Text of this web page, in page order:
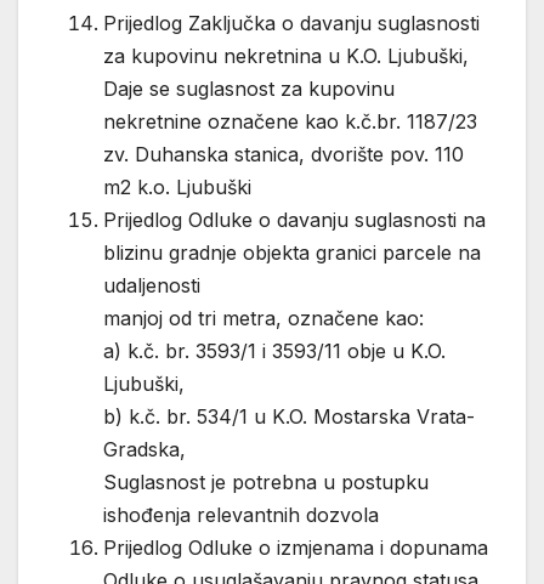
Prijedlog Zaključka o davanju suglasnosti
za kupovinu nekretnina u K.O. Ljubuški,
Daje se suglasnost za kupovinu
nekretnine označene kao k.č.br. 1187/23
zv. Duhanska stanica, dvorište pov. 110
m2 k.o. Ljubuški
Prijedlog Odluke o davanju suglasnosti na
blizinu gradnje objekta granici parcele na
udaljenosti
manjoj od tri metra, označene kao:
a) k.č. br. 3593/1 i 3593/11 obje u K.O.
Ljubuški,
b) k.č. br. 534/1 u K.O. Mostarska Vrata-
Gradska,
Suglasnost je potrebna u postupku
ishođenja relevantnih dozvola
Prijedlog Odluke o izmjenama i dopunama